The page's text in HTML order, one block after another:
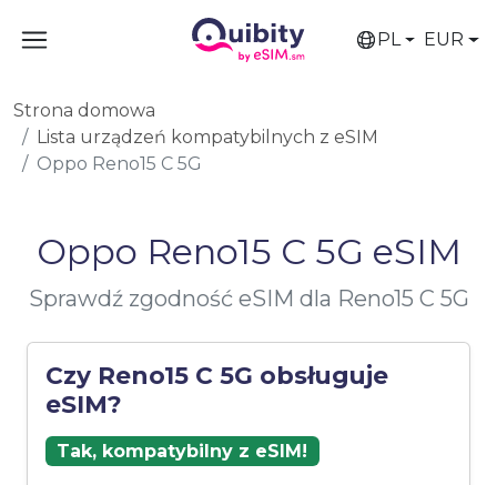
PL EUR
Strona domowa
Lista urządzeń kompatybilnych z eSIM
Oppo Reno15 C 5G
Oppo Reno15 C 5G eSIM
Sprawdź zgodność eSIM dla Reno15 C 5G
Czy Reno15 C 5G obsługuje
eSIM?
Tak, kompatybilny z eSIM!